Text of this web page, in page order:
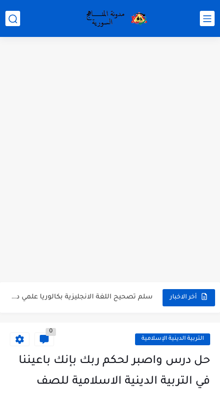
أخر الاخبار سلم تصحيح اللغة الانجليزية بكالوريا علمي دورة 2026
صدور سلم تصحيح مادة اللغة الانكليزية بكالوريا 2026 الأدبي منهاج... التربية الدينية الإسلامية
0
حل درس واصبر لحكم ربك بإنك باعيننا
في التربية الدينية الاسلامية للصف